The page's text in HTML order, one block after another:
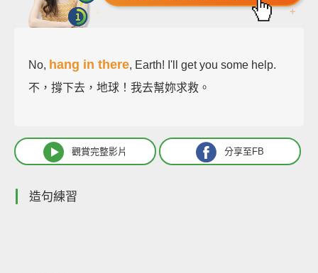
No, hang in there, Earth! I'll get you some help.
不，撐下去，地球！我去幫妳求救。
觀賞完整影片 分享至FB
造句練習